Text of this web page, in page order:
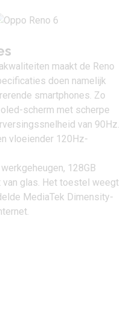
maakt de Reno
doen namelijk
smartphones. Zo
scherm met scherpe
van 90Hz.
vloeiender 120Hz-
128GB
glas. Het toestel weegt
MediaTek Dimensity-